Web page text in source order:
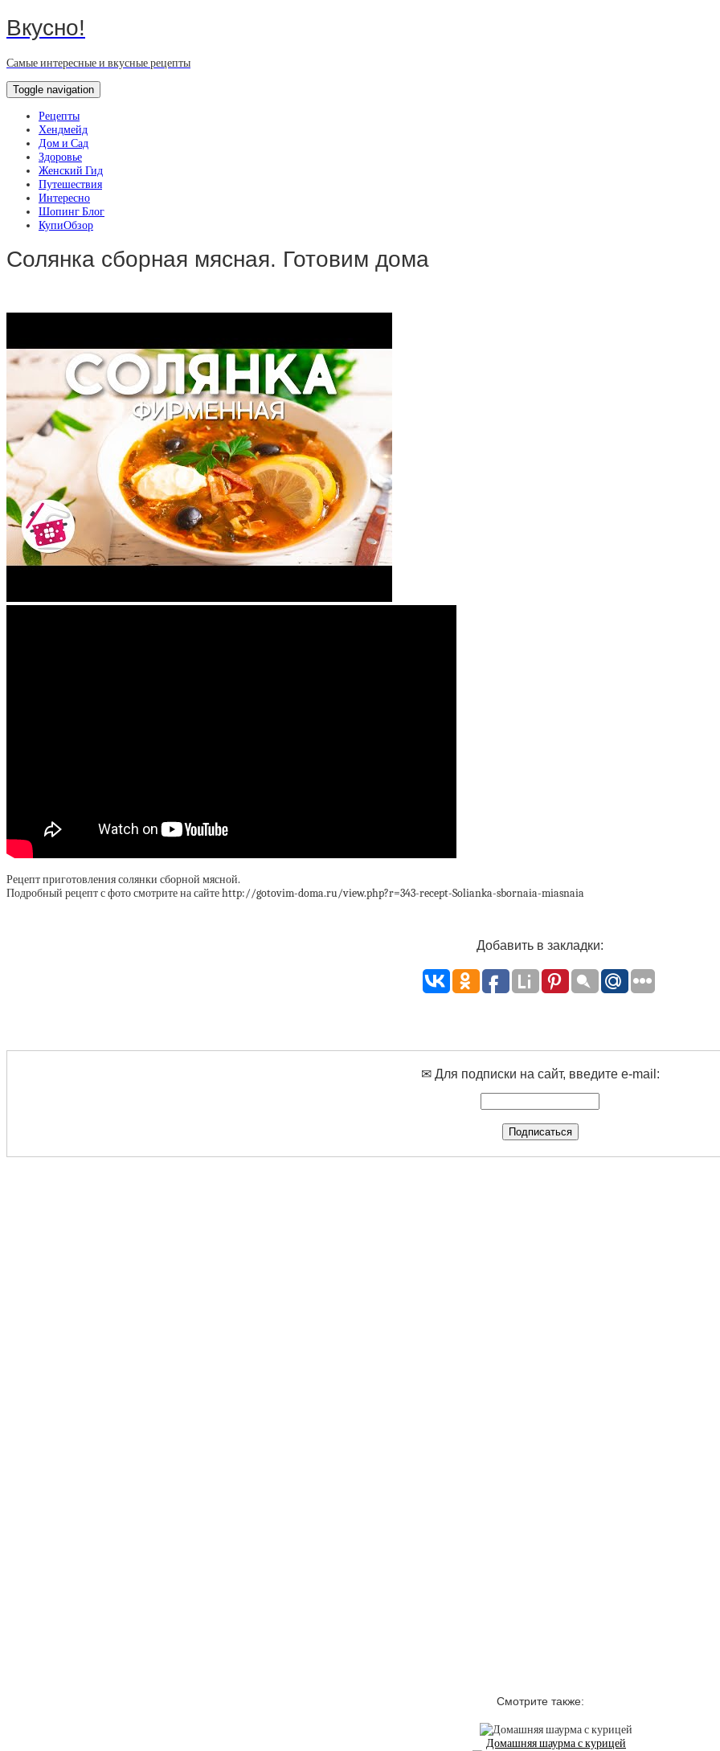
Вкусно!
Самые интересные и вкусные рецепты
Toggle navigation
Рецепты
Хендмейд
Дом и Сад
Здоровье
Женский Гид
Путешествия
Интересно
Шопинг Блог
КупиОбзор
Солянка сборная мясная. Готовим дома
Рецепт приготовления солянки сборной мясной.
Подробный рецепт с фото смотрите на сайте http://gotovim-doma.ru/view.php?r=343-recept-Solianka-sbornaia-miasnaia
Добавить в закладки:
✉ Для подписки на сайт, введите e-mail:
Смотрите также:
Домашняя шаурма с курицей